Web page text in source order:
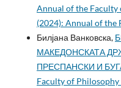
Annual of the Faculty
(2024): Annual of the
Билјана Ванковска,
МАКЕДОНСКАТА
ПРЕСПАНСКИ И
Faculty of Philosophy